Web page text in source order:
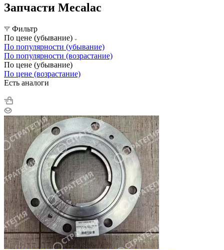
Запчасти Mecalac
Фильтр
По цене (убывание)
По популярности (убывание)
По популярности (возрастание)
По цене (убывание)
По цене (возрастание)
Есть аналоги